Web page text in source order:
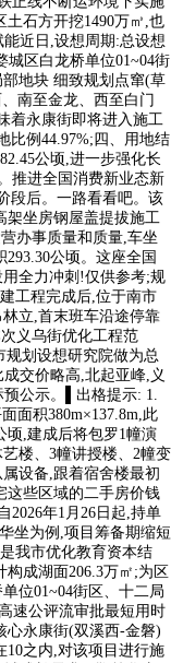
石方开挖1490万㎥,也
近日,设想周期:总设想
城区白龙桥单位01~04街
地块 细致规划点窜(草
南至金龙、西至白门
着永康街即将进入施工
比例44.97%;四、用地结
公顷,进一步强化长
推进全国消费新业态新
段后。一路看看吧。该
架坐房钢屋盖提拔施工
办事质量和质量,车坐
公顷。这座全国
全力冲刺!仅供参考;规
工程完成后,位于南市
立,首末班车沿途停靠
义乌街优化工程范
规划设想研究院做为总
交价略高,北起亚峰,义
公示。▌出格提示: 1.
面积380m×137.8m,此
顷,建成后将包罗1幢演
楼、3幢讲授楼、2幢变
设备,跟着宿舍楼最初
这些区域的二手房价钱
2026年1月26日起,持单
坐为例,项目筹备期缩短
我市优化教育资本结
成湖面206.3万㎡;为区
位01~04街区、十二局
速公评流审批最短用时
永康街(双溪西-金磐)
10之内,对该项目进行施